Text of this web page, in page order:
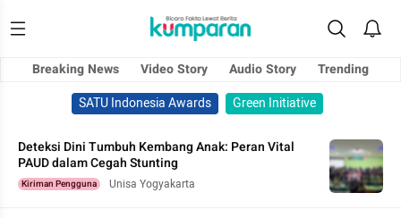
Breaking News Video Story Audio Story
Trending
SATU Indonesia Awards
Green Initiative
Deteksi Dini Tumbuh Kembang Anak: Peran Vital
PAUD dalam Cegah Stunting
Kiriman Pengguna Unisa Yogyakarta